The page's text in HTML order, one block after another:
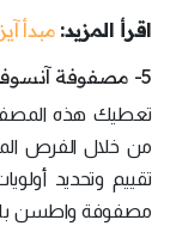
اقرأ المزيد: مبدأ
5- مصفوفة آنسوف ومصفوفات واطس:
تعطيك هذه
من خلال الفرص
تقييم وتحديد
مصفوفة واطسن